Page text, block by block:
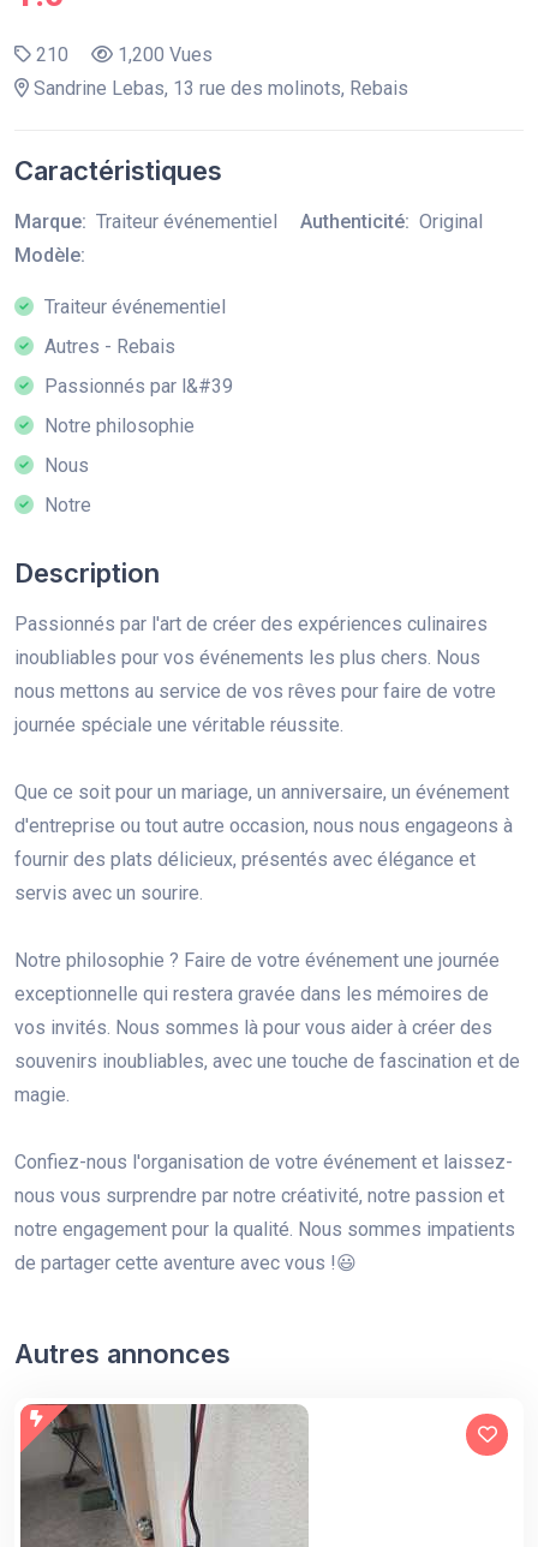
210
1,200 Vues
Sandrine Lebas, 13 rue des molinots, Rebais
Caractéristiques
Marque: Traiteur événementiel Authenticité: Original
Modèle:
Traiteur événementiel
Autres - Rebais
Passionnés par l&#39
Notre philosophie
Nous
Notre
Description
Passionnés par l'art de créer des expériences culinaires
inoubliables pour vos événements les plus chers. Nous
nous mettons au service de vos rêves pour faire de votre
journée spéciale une véritable réussite.
Que ce soit pour un mariage, un anniversaire, un événement
d'entreprise ou tout autre occasion, nous nous engageons à
fournir des plats délicieux, présentés avec élégance et
servis avec un sourire.
Notre philosophie ? Faire de votre événement une journée
exceptionnelle qui restera gravée dans les mémoires de
vos invités. Nous sommes là pour vous aider à créer des
souvenirs inoubliables, avec une touche de fascination et de
magie.
Confiez-nous l'organisation de votre événement et laissez-
nous vous surprendre par notre créativité, notre passion et
notre engagement pour la qualité. Nous sommes impatients
de partager cette aventure avec vous !😃
Autres annonces